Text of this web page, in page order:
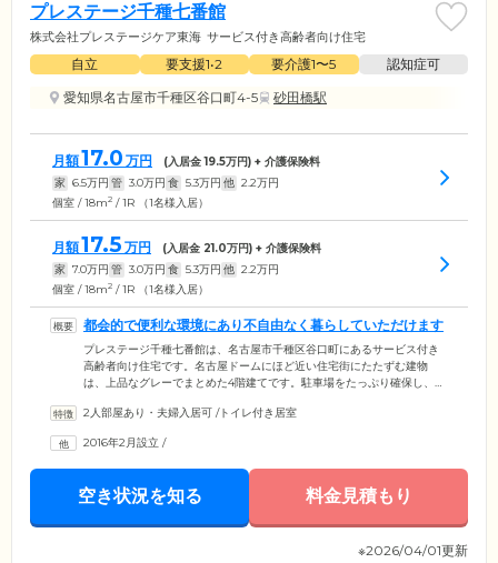
プレステージ千種七番館
株式会社プレステージケア東海 サービス付き高齢者向け住宅
自立 要支援1•2 要介護1〜5
認知症可
愛知県名古屋市千種区谷口町4-5
砂田橋駅
月額17.0 万円 (入居金19.5万円) + 介護保険料
家 6.5万円 管 3.0万円 食 5.3万円 他 2.2万円
個室 / 18m2 / 1R （1名様入居）
月額17.5 万円 (入居金 21.0万円) + 介護保険料
家 7.0万円 管 3.0万円 食 5.3万円 他 2.2万円
個室 / 18m2 / 1R （1名様入居）
都会的で便利な環境にあり不自由なく暮らしていただけます
プレステージ千種七番館は、名古屋市千種区谷口町にあるサービス付き
高齢者向け住宅です。名古屋ドームにほど近い住宅街にたたずむ建物
は、上品なグレーでまとめた4階建てです。駐車場をたっぷり確保し、ご
デイサービスセンターを併設。最寄り駅も近く、不自由なく生活してい
イレ・収納・エアコン・収納などを完備。キッチンや浴室のあるお部屋
もあり、いずれもゆとりをもった造りになっています。
2人部屋あり・夫婦入居可 /トイレ付き居室
2016年2月設立 /
空き状況を知る 料金見積もり
※2026/04/01更新